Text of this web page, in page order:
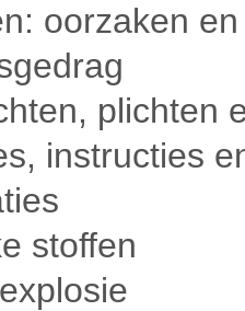
oorzaken
plichten
instructies
stoffen